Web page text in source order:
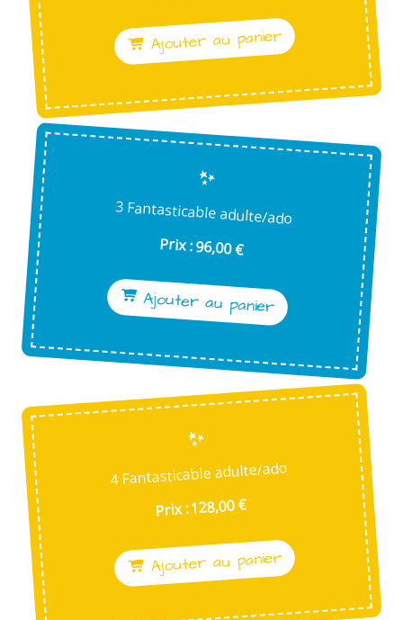
Ajouter au panier
3 Fantasticable adulte/ado
Prix : 96,00 €
Ajouter au panier
4 Fantasticable adulte/ado
Prix : 128,00 €
Ajouter au panier